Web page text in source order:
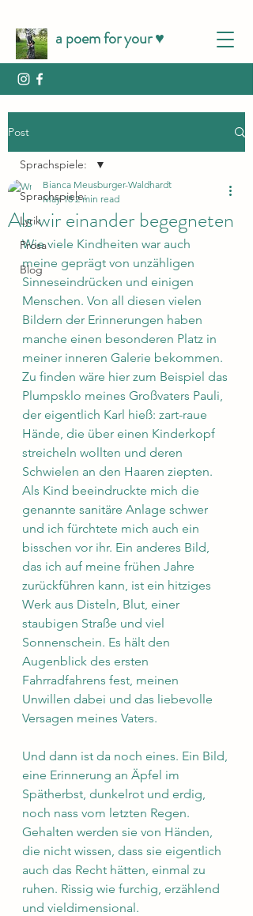
a poem for your ♥️
Post
Sprachspiele:
Lyrik
Prosa
Blog
Sprachspiele:
Als wir einander begegneten
Bianca Meusburger-Waldhardt
May 18 2 min read
Wie viele Kindheiten war auch
meine geprägt von unzähligen
Sinneseindrücken und einigen
Menschen. Von all diesen vielen
Bildern der Erinnerungen haben
manche einen besonderen Platz in
meiner inneren Galerie bekommen.
Zu finden wäre hier zum Beispiel das
Plumpsklo meines Großvaters Pauli,
der eigentlich Karl hieß: zart-raue
Hände, die über einen Kinderkopf
streicheln wollten und deren
Schwielen an den Haaren ziepten.
Als Kind beeindruckte mich die
genannte sanitäre Anlage schwer
und ich fürchtete mich auch ein
bisschen vor ihr. Ein anderes Bild,
das ich auf meine frühen Jahre
zurückführen kann, ist ein hitziges
Werk aus Disteln, Blut, einer
staubigen Straße und viel
Sonnenschein. Es hält den
Augenblick des ersten
Fahrradfahrens fest, meinen
Unwillen dabei und das liebevolle
Versagen meines Vaters.
Und dann ist da noch eines. Ein Bild,
eine Erinnerung an Äpfel im
Spätherbst, dunkelrot und erdig,
noch nass vom letzten Regen.
Gehalten werden sie von Händen,
die nicht wissen, dass sie eigentlich
auch das Recht hätten, einmal zu
ruhen. Rissig wie furchig, erzählend
und vieldimensional.